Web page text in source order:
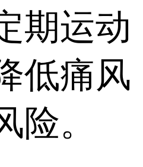
期运动
低痛风
险。